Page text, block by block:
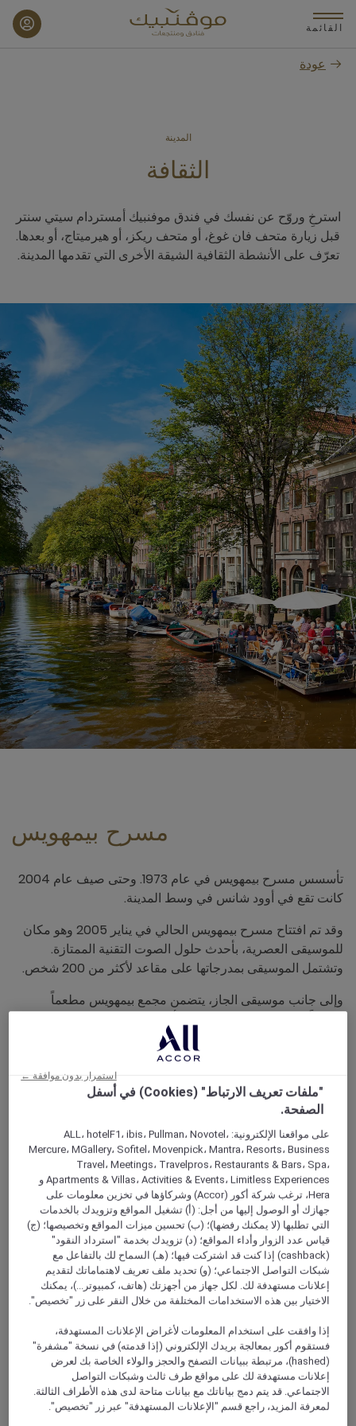
القائمة
عودة
المدينة
الثقافة
استرخِ وروّح عن نفسك في فندق موفنبيك أمستردام سيتي سنتر
قبل زيارة متحف فان غوغ، أو متحف ريكز، أو هيرميتاج، أو بعدها.
تعرّف على الأنشطة الثقافية الشيقة الأخرى التي تقدمها المدينة.
مسرح بيمهويس
تأسسس مسرح بيمهويس في عام 1973. وحتى صيف عام 2004
كانت تقع في أوود شانس في وسط المدينة.
وقد تم افتتاح مسرح بيمهويس الحالي في يناير 2005 وهو مكان
للموسيقى العصرية، بأحدث حلول الصوت التقنية الممتازة.
وتشتمل الموسيقى بمدرجاتها على مقاعد لأكثر من 200 شخص.
وإلى جانب موسيقى الجاز، يتضمن مجمع بيمهويس مطعماً
وتقع خشبة المسرح أمام جدار زجاجي كبير للجمهور يطل على
منظر خلاب لسيتى سنتر مدينة أمستردام التاريخي.
موقع فريد من نوعه
قريب من الفندق
تعرف على الخصومات الخاصة من خلال مكتب
خدمة الضيوف في الفندق
عروض ترفيهية
المتحف البحري الوطني
"ملفات تعريف الارتباط" (Cookies) في أسفل
الصفحة.
على مواقعنا الإلكترونية: ALL، hotelF1، ibis، Pullman، Novotel،
Mercure، MGallery، Sofitel، Movenpick، Mantra، Resorts، Business
Travel، Meetings، Travelpros، Restaurants & Bars، Spa،
Apartments & Villas، Activities & Events، Limitless Experiences و
Hera، ترغب شركة أكور (Accor) وشركاؤها في تخزين معلومات على
جهازك أو الوصول إليها من أجل: (أ) تشغيل المواقع وتزويدك بالخدمات
التي تطلبها (لا يمكنك رفضها)؛ (ب) تحسين ميزات المواقع وتخصيصها؛ (ج)
قياس عدد الزوار وأداء المواقع؛ (د) تزويدك بخدمة "استرداد النقود"
(cashback) إذا كنت قد اشتركت فيها؛ (هـ) السماح لك بالتفاعل مع
شبكات التواصل الاجتماعي؛ (و) تحديد ملف تعريف لاهتماماتك لتقديم
إعلانات مستهدفة لك. لكل جهاز من أجهزتك (هاتف، كمبيوتر...)، يمكنك
الاختيار بين هذه الاستخدامات المختلفة من خلال النقر على زر "تخصيص".
إذا وافقت على استخدام المعلومات لأغراض الإعلانات المستهدفة،
فستقوم أكور بمعالجة بريدك الإلكتروني (إذا قدمته) في نسخة "مشفرة"
(hashed)، مرتبطة ببيانات التصفح والحجز والولاء الخاصة بك لعرض
إعلانات مستهدفة لك على مواقع طرف ثالث وشبكات التواصل
الاجتماعي. قد يتم دمج بياناتك مع بيانات متاحة لدى هذه الأطراف الثالثة.
لمعرفة المزيد، راجع قسم "الإعلانات المستهدفة" عبر زر "تخصيص".
استمرار بدون موافقة ←